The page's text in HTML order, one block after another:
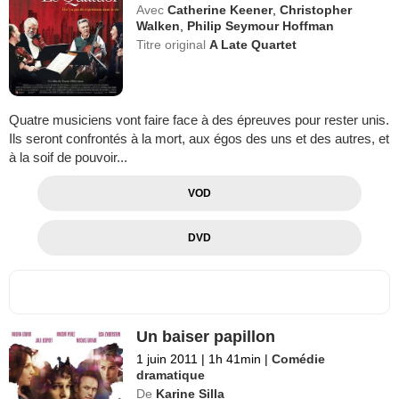
Avec Catherine Keener,Christopher
Walken
Philip Seymour Hoffman
Titre originalA Late Quartet
Quatre musiciens vont faire face à des épreuves pour rester unis.
Ils seront confrontés à la mort, aux égos des uns et des autres, et
à la soif de pouvoir...
VOD
DVD
Un baiser papillon
1 juin 2011 | 1h 41min | Comédie
dramatique
De Karine Silla